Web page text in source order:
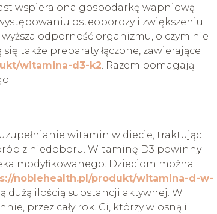
wspiera ona gospodarkę wapniową
osteoporozy i zwiększeniu
odporność organizmu, o czym nie
także preparaty łączone, zawierające
witamina-d3-k2. Razem pomagają
witamin w diecie, traktując
z niedoboru. Witaminę D3 powinny
modyfikowanego. Dzieciom można
noblehealth.pl/produkt/witamina-d-w-
dużą ilością substancji aktywnej. W
przez cały rok. Ci, którzy wiosną i